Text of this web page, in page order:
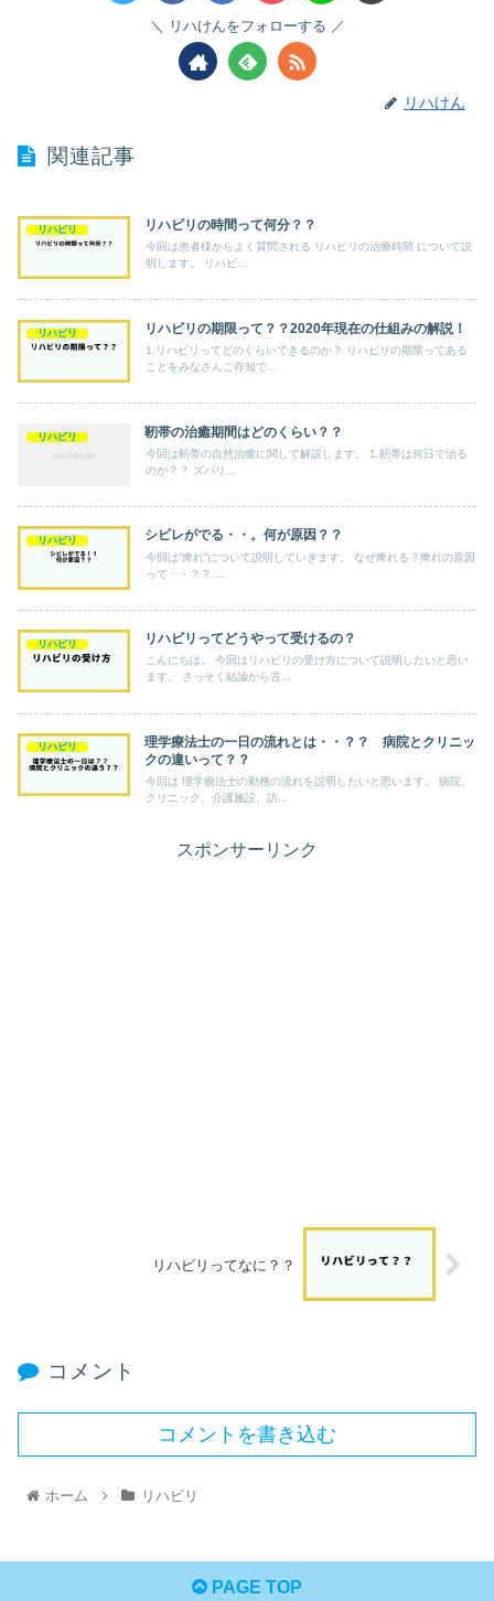
リハけんをフォローする
リハけん
関連記事
リハビリ リハビリの時間って何分？？
今回は患者様からよく質問される リハビリの治療時間 について説
明します。 リハビ...
リハビリ リハビリの期限って？？2020年現在の仕組みの解説！
1.リハビリってどのくらいできるのか？ リハビリの期限ってある
ことをみなさんご存知で...
リハビリ 靭帯の治癒期間はどのくらい？？
今回は靭帯の自然治癒に関して解説します。 1.靭帯は何日で治る
のか？？ ズバリ...
リハビリ シビレがでる・・。何が原因？？
今回は”痺れ”について説明していきます。 なぜ痺れる？痺れの原因
って・・？？ ...
リハビリ リハビリってどうやって受けるの？
こんにちは。 今回はリハビリの受け方について説明したいと思い
ます。 さっそく結論から言...
リハビリ
理学療法士の一日の流れとは・・？？ 病院とクリニッ
クの違いって？？
今回は 理学療法士の勤務の流れを説明したいと思います。 病院、
クリニック、介護施設、訪...
スポンサーリンク
リハビリってなに？？
コメント
コメントを書き込む
ホーム リハビリ
PAGE TOP